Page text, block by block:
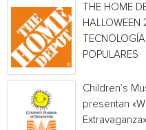
THE HOME
POPULARES
Children’s
presentan